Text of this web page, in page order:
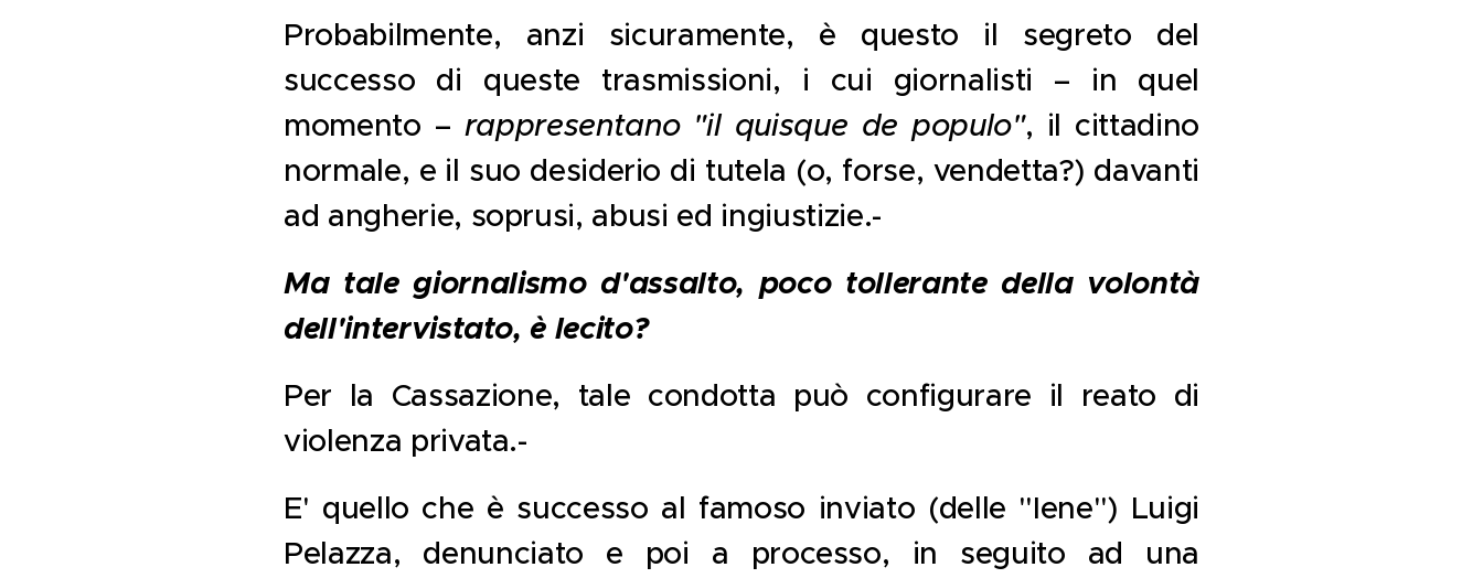
Probabilmente, anzi sicuramente, è questo il segreto del
successo di queste trasmissioni, i cui giornalisti – in quel
momento – rappresentano "il quisque de populo", il cittadino
normale, e il suo desiderio di tutela (o, forse, vendetta?) davanti
ad angherie, soprusi, abusi ed ingiustizie.-
Ma tale giornalismo d'assalto, poco tollerante della volontà
dell'intervistato, è lecito?
Per la Cassazione, tale condotta può configurare il reato di
violenza privata.-
E' quello che è successo al famoso inviato (delle "Iene") Luigi
Pelazza, denunciato e poi a processo, in seguito ad una